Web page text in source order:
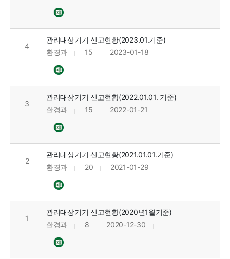
4
관리대상기기 신고현황(2023.01.기준)
환경과
15 2023-01-18
3
관리대상기기 신고현황(2022.01.01. 기준)
환경과
15 2022-01-21
2
관리대상기기 신고현황(2021.01.01.기준)
환경과
20 2021-01-29
1
관리대상기기 신고현황(2020년1월기준)
환경과
8 2020-12-30